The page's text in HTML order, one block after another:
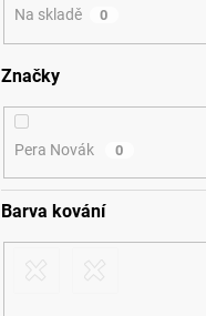
Na skladě 0
Značky
Pera Novák 0
Barva kování